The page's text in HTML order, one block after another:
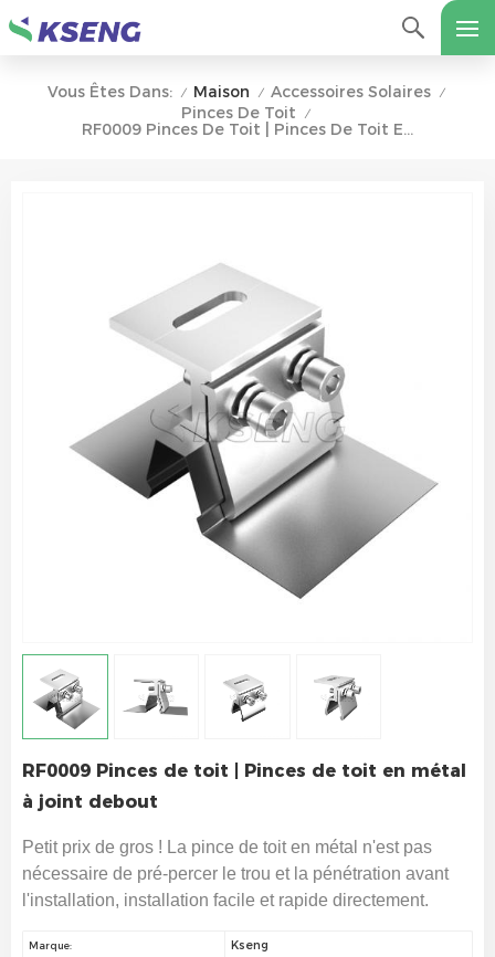
Vous Êtes Dans: / Maison / Accessoires Solaires /
Pinces De Toit /
RF0009 Pinces De Toit | Pinces De Toit En Métal À Joint Debout
RF0009 Pinces de toit | Pinces de toit en métal
à joint debout
Petit prix de gros ! La pince de toit en métal n'est pas
nécessaire de pré-percer le trou et la pénétration avant
l'installation, installation facile et rapide directement.
Marque: Kseng